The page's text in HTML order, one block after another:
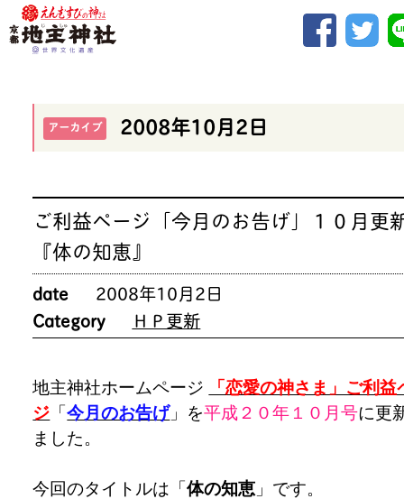
アーカイブ 2008年10月2日
ご利益ページ「今月のお告げ」１０月更
『体の知恵』
date
2008年10月2日
Category
ＨＰ更新
地主神社ホームページ
「恋愛の神さま」ご利益
ジ 「今月のお告げ」を平成２０年１０ 月号に更
ました。
今回のタイトルは「体の知恵 」です。